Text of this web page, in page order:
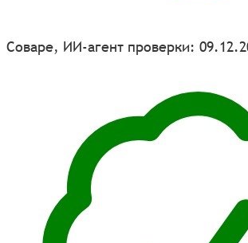
Соваре, ИИ-агент проверки: